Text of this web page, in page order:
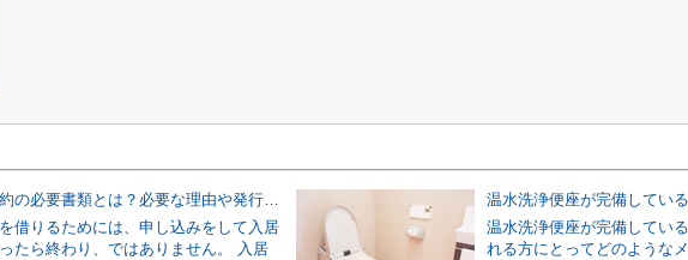
賃貸借契約の必要書類とは？必要な理由や発行手続きについて解説！
借りるためには、申し込みをして入居
たら終わり、ではありません。 入居
温水洗浄便座が完備してい
れる方にとってどのような